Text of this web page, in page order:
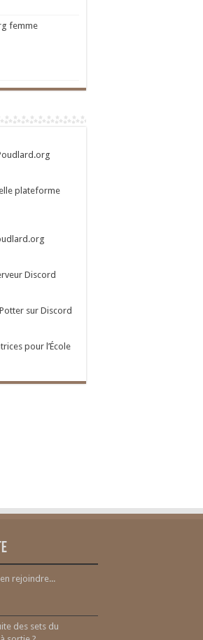
femme
plateforme
Discord
sur Discord
pour l’École
rejoindre...
des sets du